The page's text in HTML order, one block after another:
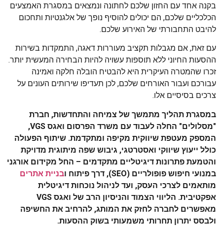
בקנה אחד עם החזון שלכם לחתונה ונמצאים במסגרת האמצעים
הכלכליים שלכם, הם יכולים להוסיף נופך של אלגנטיות ותחכום
להיבט התחבורתי של האירוע שלכם.
עם זאת, אם מגבלות תקציב מעוררות דאגה, התמקדות בשירות
ההסעות החיוני ללא תוספות עשויה להיות הבחירה המעשית יותר.
זכרו שהמטרה העיקרית היא להבטיח הובלה חלקה ואמינה
עבורכם ועבור האורחים שלכם, לכן תעדיפו שירותים העונים על
צרכים בסיסיים אלו.
במסגרת תהליך מתמשך של צמיחה והתחדשות, חברת
"מסלולים" החלה לעבוד עם משרד הפרסום ואגס VGS,
המספק מעטפת שיווקית מקיפה ומתקדמת. שיתוף הפעולה
כולל ייעוץ שיווקי ואסטרטגי, גיבוש שפה מיתוגית מדויקת
והטמעת פתרונות דיגיטליים מתקדמים – החל מקידום אורגני
במנועי חיפוש פופולריים (SEO), דרך פיתוח ו
בניית אתרים
מותאמים לצרכי העסק, ועד לניהול נוכחות דיגיטלית
אפקטיבית. הליווי הצמוד והניסיון הרב של ואגס VGS
מאפשרים לחברה לחזק את המותג, להרחיב את החשיפה
ולבסס יתרון תחרותי משמעותי בשוק ההסעות.